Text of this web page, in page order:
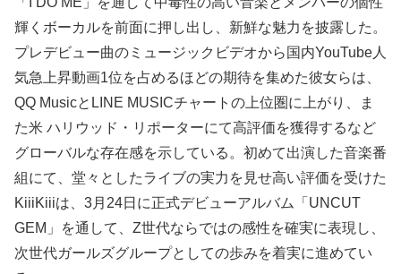
輝くボーカルを前面に押し出し、新鮮な魅力を披露した。
プレデビュー曲のミュージックビデオから国内YouTube人
気急上昇動画1位を占めるほどの期待を集めた彼女らは、
QQ MusicとLINE MUSICチャートの上位圏に上がり、ま
た米 ハリウッド・リポーターにて高評価を獲得するなど
グローバルな存在感を示している。初めて出演した音楽番
組にて、堂々としたライブの実力を見せ高い評価を受けた
KiiiKiiiは、3月24日に正式デビューアルバム「UNCUT
GEM」を通して、Z世代ならではの感性を確実に表現し、
次世代ガールズグループとしての歩みを着実に進めてい